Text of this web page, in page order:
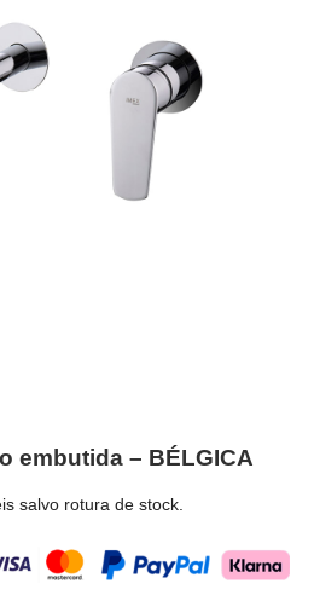
embutida – BÉLGICA
salvo rotura de stock.